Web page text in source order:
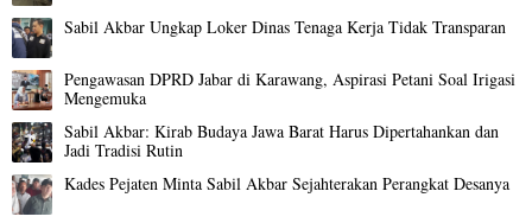
Sabil Akbar Ungkap Loker Dinas Tenaga Kerja Tidak Transparan
Pengawasan DPRD Jabar di Karawang, Aspirasi Petani Soal Irigasi
Mengemuka
Sabil Akbar: Kirab Budaya Jawa Barat Harus Dipertahankan dan
Jadi Tradisi Rutin
Kades Pejaten Minta Sabil Akbar Sejahterakan Perangkat Desanya